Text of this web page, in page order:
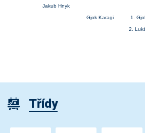
Jakub Hnyk
Gjok Karagi 1. Gjok
2. Lukáš
Třídy